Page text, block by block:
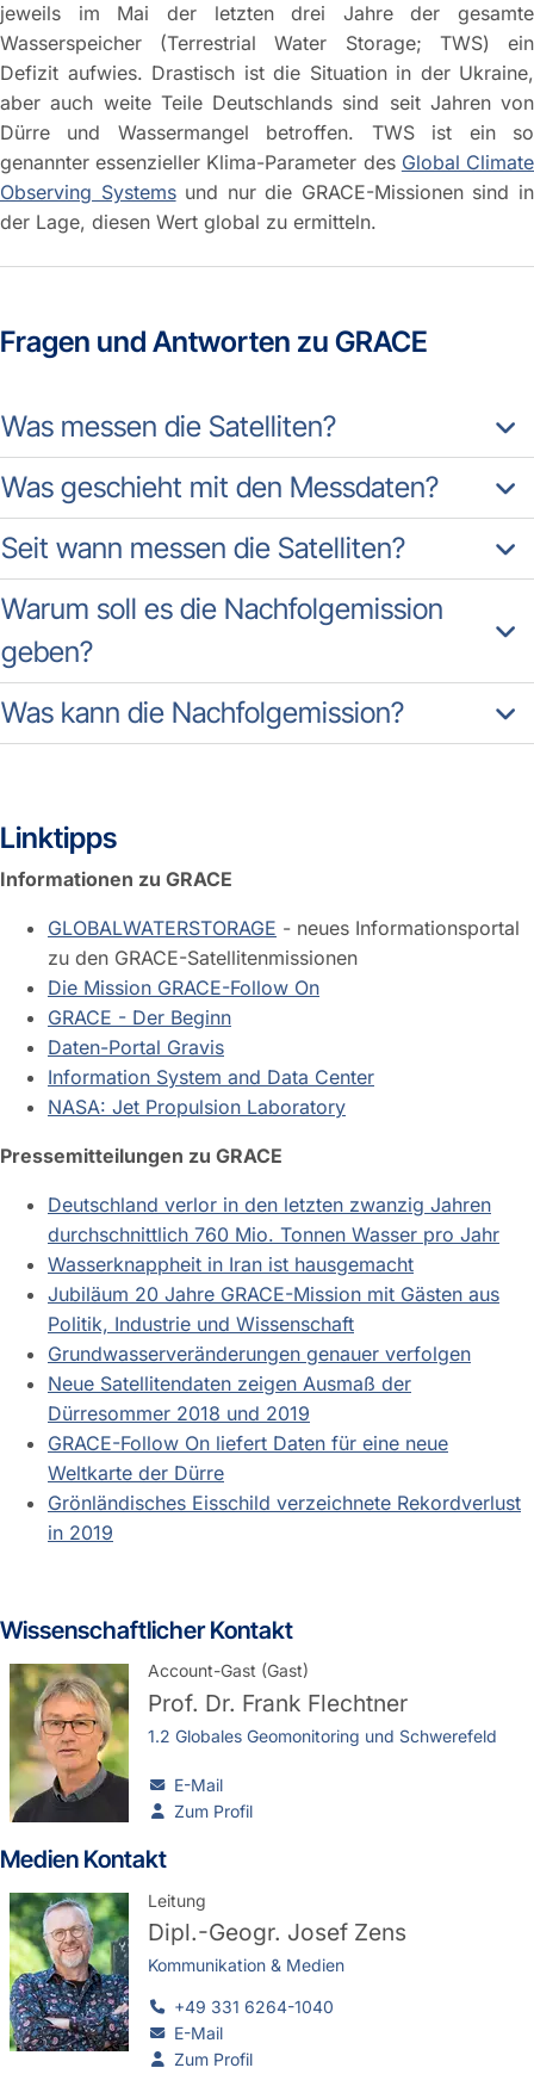
jeweils im Mai der letzten drei Jahre der gesamte
Wasserspeicher (Terrestrial Water Storage; TWS) ein
Defizit aufwies. Drastisch ist die Situation in der Ukraine,
aber auch weite Teile Deutschlands sind seit Jahren von
Dürre und Wassermangel betroffen. TWS ist ein so
genannter essenzieller Klima-Parameter des Global Climate
Observing Systemsund nur die GRACE-Missionen sind in
der Lage, diesen Wert global zu ermitteln.
Fragen und Antworten zu GRACE
Was messen die Satelliten?
Was geschieht mit den Messdaten?
Seit wann messen die Satelliten?
Warum soll es die Nachfolgemission
geben?
Was kann die Nachfolgemission?
Linktipps
Informationen zu GRACE
GLOBALWATERSTORAGE - neues Informationsportal
zu den GRACE-Satellitenmissionen
Die Mission GRACE-Follow On
GRACE - Der Beginn
Daten-Portal Gravis
Information System and Data Center
NASA: Jet Propulsion Laboratory
Pressemitteilungen zu GRACE
Deutschland verlor in den letzten zwanzig Jahren
durchschnittlich 760 Mio. Tonnen Wasser pro Jahr
Wasserknappheit in Iran ist hausgemacht
Jubiläum 20 Jahre GRACE-Mission mit Gästen aus
Politik, Industrie und Wissenschaft
Grundwasserveränderungen genauer verfolgen
Neue Satellitendaten zeigen Ausmaß der
Dürresommer 2018 und 2019
GRACE-Follow On liefert Daten für eine neue
Weltkarte der Dürre
Grönländisches Eisschild verzeichnete Rekordverlust
in 2019
Wissenschaftlicher Kontakt
Account-Gast (Gast)
Prof. Dr. Frank Flechtner
1.2 Globales Geomonitoring und Schwerefeld
E-Mail
Zum Profil
Medien Kontakt
Leitung
Dipl.-Geogr. Josef Zens
Kommunikation & Medien
+49 331 6264-1040
E-Mail
Zum Profil